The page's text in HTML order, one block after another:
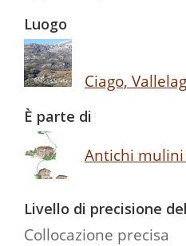
Luogo
Ciago,
È parte di
Antichi mulini
Livello di precisione
Collocazione precisa